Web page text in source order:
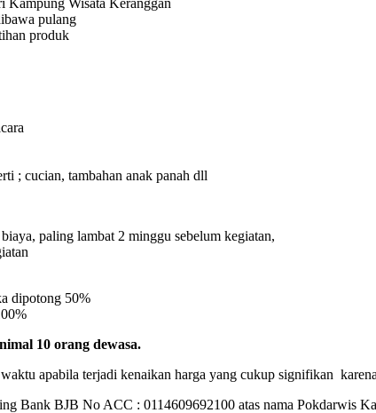
pulang
produk
; cucian, tambahan anak panah dll
paling lambat 2 minggu sebelum kegiatan,
dipotong 50%
10 orang dewasa.
apabila terjadi kenaikan harga yang cukup signifikan
Bank BJB No ACC : 0114609692100 atas nama Pokdarwis